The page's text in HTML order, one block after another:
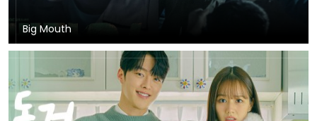
Big Mouth